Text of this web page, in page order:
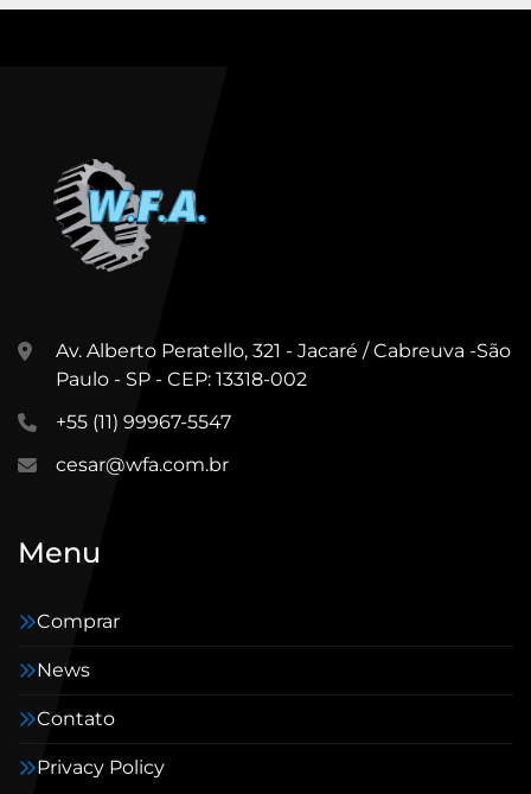
Av. Alberto Peratello, 321 - Jacaré / Cabreuva -São
Paulo - SP - CEP: 13318-002
+55 (11) 99967-5547
cesar@wfa.com.br
Menu
Comprar
News
Contato
Privacy Policy